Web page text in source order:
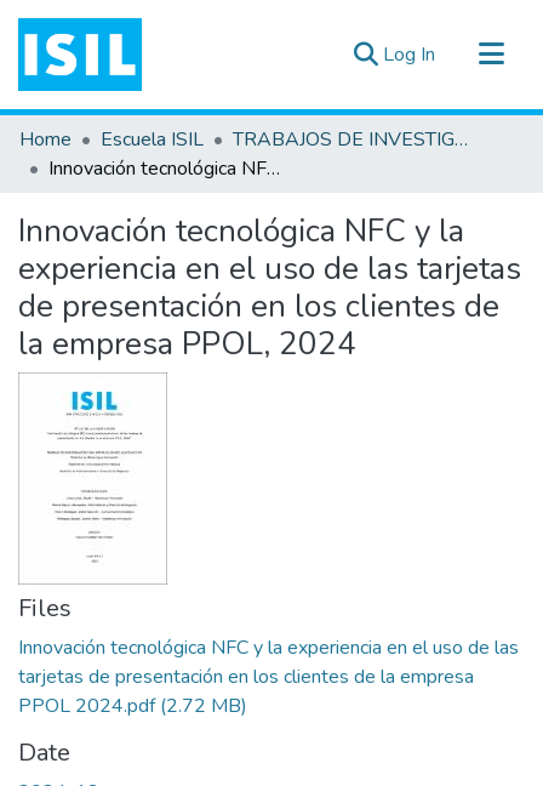
Log In (current)
All of DSpace
Statistics
Documentos ▾
Home Escuela ISIL
TRABAJOS DE INVESTIGACIÓN
Innovación tecnológica NFC y la experiencia en el uso de las tarjetas de presentación en los clientes de la empresa PPOL, 2024
Innovación tecnológica NFC y la
experiencia en el uso de las tarjetas
de presentación en los clientes de
la empresa PPOL, 2024
Files
Innovación tecnológica NFC y la experiencia en el uso de las
tarjetas de presentación en los clientes de la empresa
PPOL 2024.pdf(2.72 MB)
Date